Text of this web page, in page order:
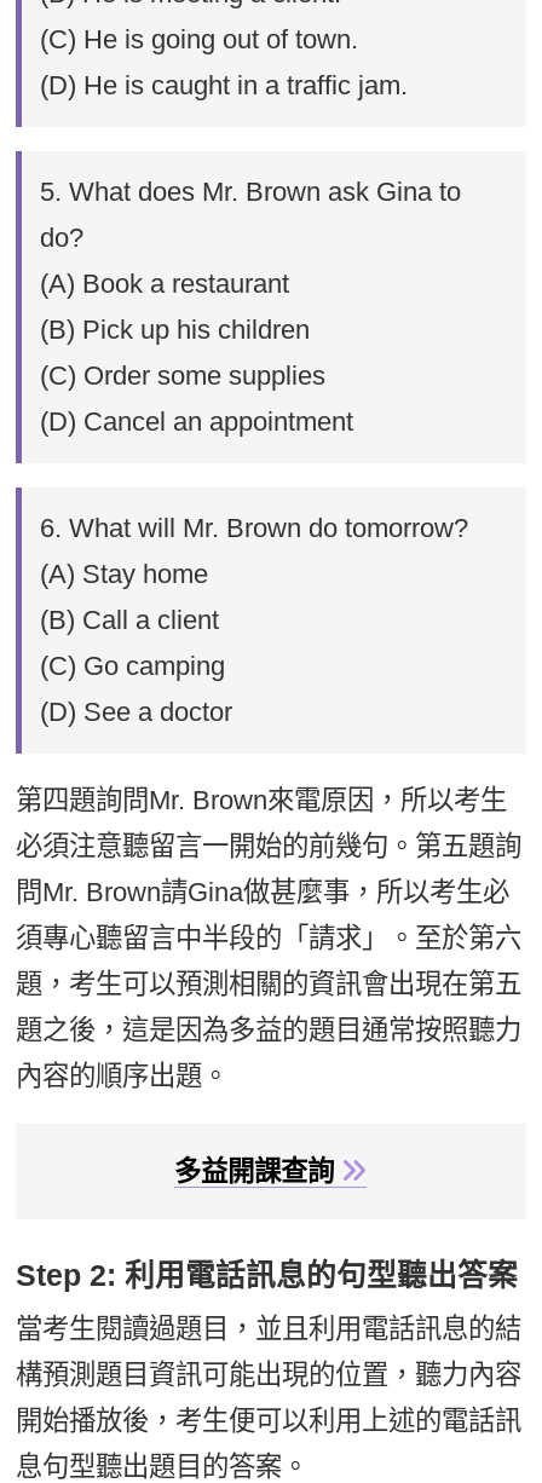
(C) He is going out of town.
(D) He is caught in a traffic jam.
5. What does Mr. Brown ask Gina to
do?
(A) Book a restaurant
(B) Pick up his children
(C) Order some supplies
(D) Cancel an appointment
6. What will Mr. Brown do tomorrow?
(A) Stay home
(B) Call a client
(C) Go camping
(D) See a doctor
第四題詢問Mr. Brown來電原因，所以考生
必須注意聽留言一開始的前幾句。第五題詢
問Mr. Brown請Gina做甚麼事，所以考生必
須專心聽留言中半段的「請求」。至於第六
題，考生可以預測相關的資訊會出現在第五
題之後，這是因為多益的題目通常按照聽力
內容的順序出題。
多益開課查詢
Step 2: 利用電話訊息的句型聽出答案
當考生閱讀過題目，並且利用電話訊息的結
構預測題目資訊可能出現的位置，聽力內容
開始播放後，考生便可以利用上述的電話訊
息句型聽出題目的答案。